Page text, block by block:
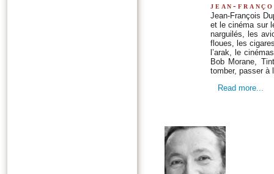
jean-
Jean-François
et le cinéma sur
narguilés, les
floues, les
l’arak, le
Bob Morane,
tomber, passer à
Read more...